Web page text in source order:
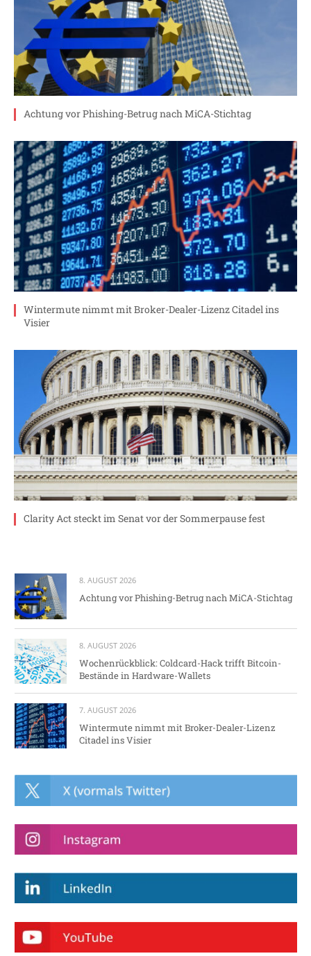
Achtung vor Phishing-Betrug nach MiCA-Stichtag
Wintermute nimmt mit Broker-Dealer-Lizenz Citadel ins
Visier
Clarity Act steckt im Senat vor der Sommerpause fest
8. AUGUST 2026
Achtung vor Phishing-Betrug nach MiCA-Stichtag
8. AUGUST 2026
Wochenrückblick: Coldcard-Hack trifft Bitcoin-
Bestände in Hardware-Wallets
7. AUGUST 2026
Wintermute nimmt mit Broker-Dealer-Lizenz
Citadel ins Visier